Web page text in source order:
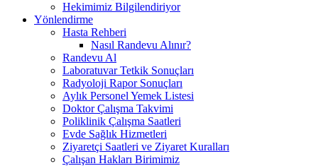
Hekimimiz Bilgilendiriyor
Yönlendirme
Hasta Rehberi
Nasıl Randevu Alınır?
Randevu Al
Laboratuvar Tetkik Sonuçları
Radyoloji Rapor Sonuçları
Aylık Personel Yemek Listesi
Doktor Çalışma Takvimi
Poliklinik Çalışma Saatleri
Evde Sağlık Hizmetleri
Ziyaretçi Saatleri ve Ziyaret Kuralları
Çalışan Hakları Birimimiz